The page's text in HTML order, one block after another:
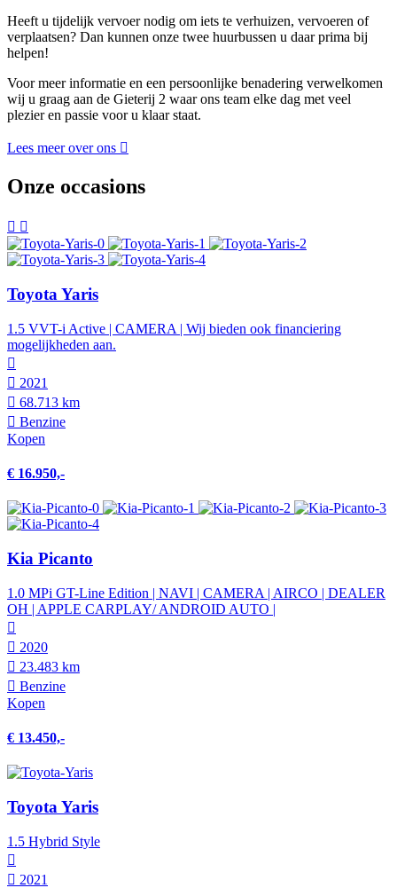
Heeft u tijdelijk vervoer nodig om iets te verhuizen, vervoeren of
verplaatsen? Dan kunnen onze twee huurbussen u daar prima bij
helpen!
Voor meer informatie en een persoonlijke benadering verwelkomen
wij u graag aan de Gieterij 2 waar ons team elke dag met veel
plezier en passie voor u klaar staat.
Lees meer over ons
Onze occasions
Toyota Yaris
1.5 VVT-i Active | CAMERA | Wij bieden ook financiering
mogelijkheden aan.
2021
68.713 km
Benzine
Kopen
€ 16.950,-
Kia Picanto
1.0 MPi GT-Line Edition | NAVI | CAMERA | AIRCO | DEALER
OH | APPLE CARPLAY/ ANDROID AUTO |
2020
23.483 km
Benzine
Kopen
€ 13.450,-
Toyota Yaris
1.5 Hybrid Style
2021